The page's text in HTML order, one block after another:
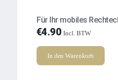
Für Ihr mobiles
€4.90 Incl. BTW
In den Warenkorb